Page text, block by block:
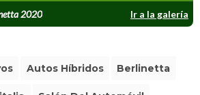
2020 Ir a la galería
Autos Híbridos Berlinetta